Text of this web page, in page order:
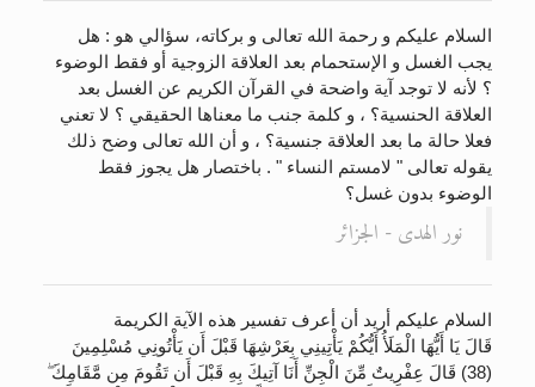
السلام عليكم و رحمة الله تعالى و بركاته، سؤالي هو : هل
يجب الغسل و الإستحمام بعد العلاقة الزوجية أو فقط الوضوء
؟ لأنه لا توجد آية واضحة في القرآن الكريم عن الغسل بعد
العلاقة الحنسية؟ ، و كلمة جنب ما معناها الحقيقي ؟ لا تعني
فعلا حالة ما بعد العلاقة جنسية؟ ، و أن الله تعالى وضح ذلك
يقوله تعالى " لامستم النساء " . باختصار هل يجوز فقط
الوضوء بدون غسل؟
نور الهدى - الجزائر
السلام عليكم أريد أن أعرف تفسير هذه الآية الكريمة
قَالَ يَا أَيُّهَا الْمَلَأُ أَيُّكُمْ يَأْتِينِي بِعَرْشِهَا قَبْلَ أَن يَأْتُونِي مُسْلِمِينَ
(38) قَالَ عِفْرِيتٌ مِّنَ الْجِنِّ أَنَا آتِيكَ بِهِ قَبْلَ أَن تَقُومَ مِن مَّقَامِكَ ۖ